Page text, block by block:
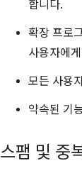
합니다.
확장 프로
사용자에
모든 사용
약속된 기
스팸 및 중